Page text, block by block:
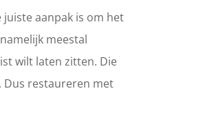
aanpak is om het
meestal
wilt laten zitten. Die
Dus restaureren met